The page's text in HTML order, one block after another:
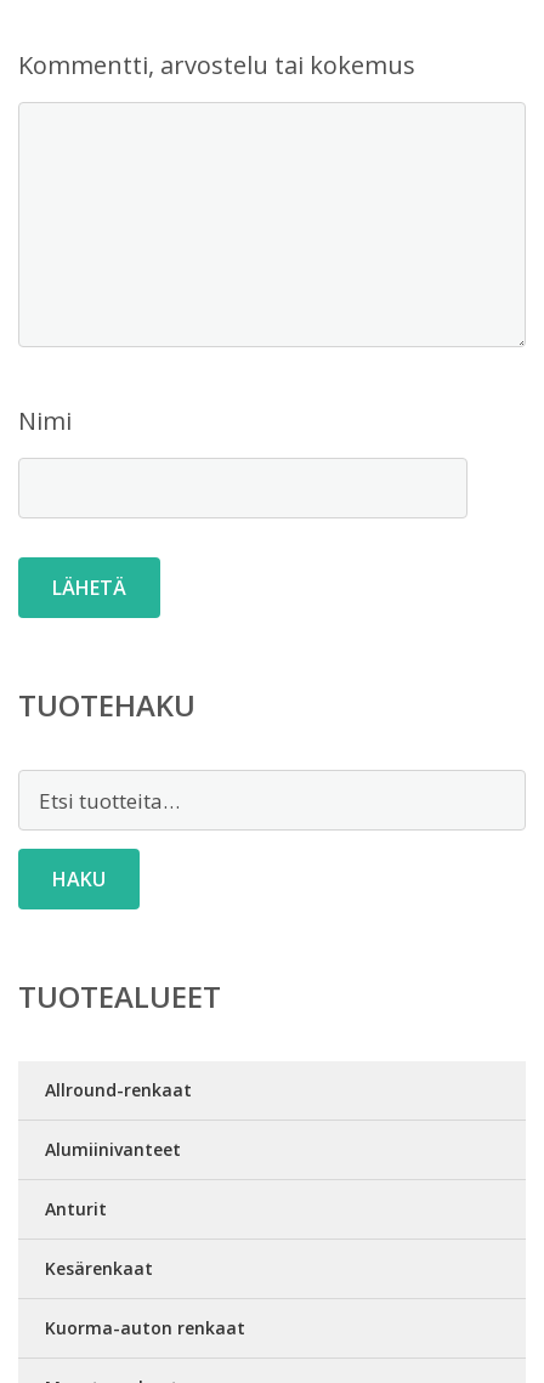
Kommentti, arvostelu tai kokemus
Nimi
TUOTEHAKU
HAKU
TUOTEALUEET
Allround-renkaat
Alumiinivanteet
Anturit
Kesärenkaat
Kuorma-auton renkaat